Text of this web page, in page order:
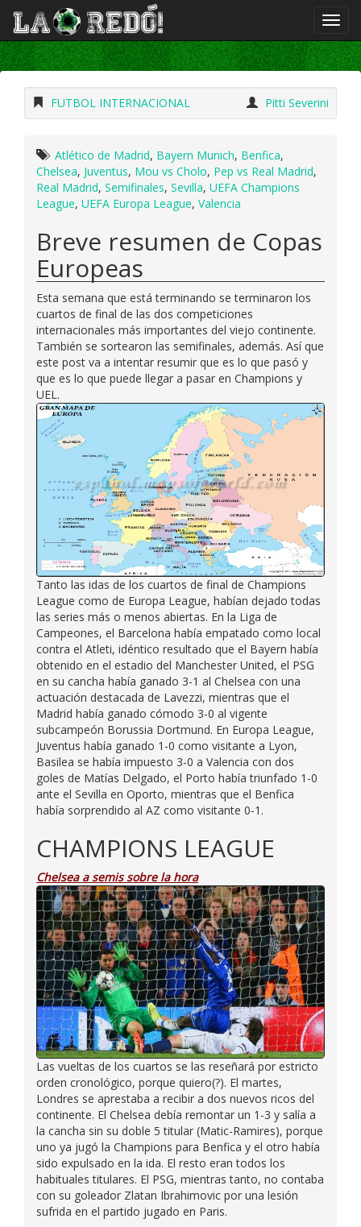
FUTBOL INTERNACIONAL Pitti Severini
Atlético de Madrid, Bayern Munich, Benfica,
Chelsea, Juventus, Mou vs Cholo, Pep vs Real Madrid,
Real Madrid, Semifinales, Sevilla, UEFA Champions
League, UEFA Europa League, Valencia
Breve resumen de Copas
Europeas
Esta semana que está terminando se terminaron los
cuartos de final de las dos competiciones
internacionales más importantes del viejo continente.
También se sortearon las semifinales, además. Así que
este post va a intentar resumir que es lo que pasó y
que es lo que puede llegar a pasar en Champions y
UEL.
Tanto las idas de los cuartos de final de Champions
League como de Europa League, habían dejado todas
las series más o menos abiertas. En la Liga de
Campeones, el Barcelona había empatado como local
contra el Atleti, idéntico resultado que el Bayern había
obtenido en el estadio del Manchester United, el PSG
en su cancha había ganado 3-1 al Chelsea con una
actuación destacada de Lavezzi, mientras que el
Madrid había ganado cómodo 3-0 al vigente
subcampeón Borussia Dortmund. En Europa League,
Juventus había ganado 1-0 como visitante a Lyon,
Basilea se había impuesto 3-0 a Valencia con dos
goles de Matías Delgado, el Porto había triunfado 1-0
ante el Sevilla en Oporto, mientras que el Benfica
había sorprendido al AZ como visitante 0-1.
CHAMPIONS LEAGUE
Chelsea a semis sobre la hora
Las vueltas de los cuartos se las reseñará por estricto
orden cronológico, porque quiero(?). El martes,
Londres se aprestaba a recibir a dos nuevos ricos del
continente. El Chelsea debía remontar un 1-3 y salía a
la cancha sin su doble 5 titular (Matic-Ramires), porque
uno ya jugó la Champions para Benfica y el otro había
sido expulsado en la ida. El resto eran todos los
habituales titulares. El PSG, mientras tanto, no contaba
con su goleador Zlatan Ibrahimovic por una lesión
sufrida en el partido jugado en Paris.